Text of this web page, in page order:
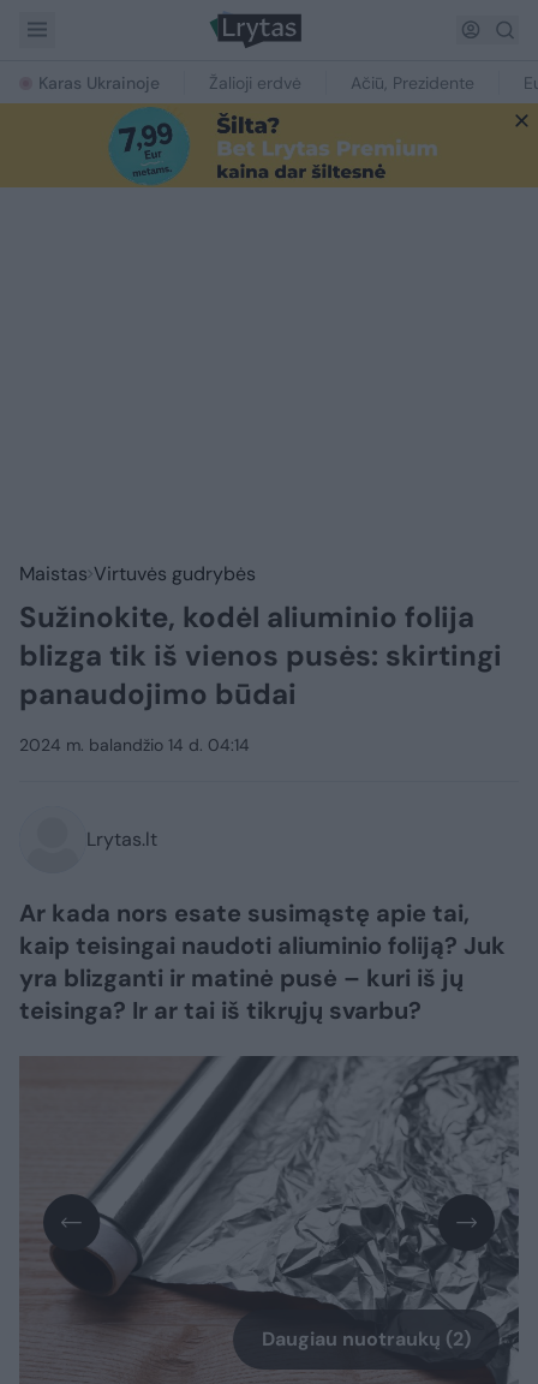
Karas Ukrainoje Žalioji erdvė Ačiū, Prezidente
Maistas Virtuvės gudrybės
Sužinokite, kodėl aliuminio folija
blizga tik iš vienos pusės: skirtingi
panaudojimo būdai
2024 m. balandžio 14 d. 04:14
Lrytas.lt
Ar kada nors esate susimąstę apie tai,
kaip teisingai naudoti aliuminio foliją? Juk
yra blizganti ir matinė pusė – kuri iš jų
teisinga? Ir ar tai iš tikrųjų svarbu?
Daugiau nuotraukų (2)